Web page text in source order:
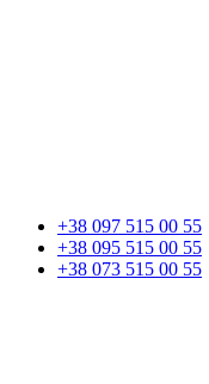
+38 097 515 00 55
+38 095 515 00 55
+38 073 515 00 55